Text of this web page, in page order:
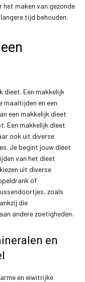
het maken van gezonde
tijd behouden.
dieet. Een makkelijk
maaltijden en een
een makkelijk dieet
Een makkelijk dieet
ook uit diverse
Je begint jouw dieet
van het dieet
uit diverse
of
zoals
die
andere zoetigheden.
en
en eiwitrijke